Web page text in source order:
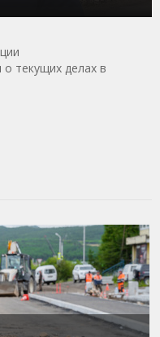
текущих делах в